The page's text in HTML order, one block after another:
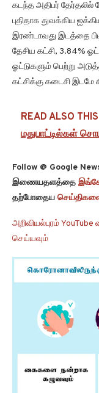
கடந்த அதிபர் தேர்தலில்
புதிதாக துவக்கிய
இரண்டாவது இடத்தை
தேசிய கட்சி, 3.84%
ஓட்டுகளும் பெற்று
கட்சிக்கு கடைசி இடமே
READ ALSO THIS
மதுபாட்டில்கள்
Follow @ Google
இணையதளத்தை
தற்போதைய
அறிவியல்புரம்
செய்யவும்